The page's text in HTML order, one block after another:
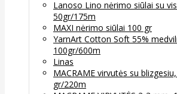
Lanoso Lino nėrimo siūlai su
50gr/175m
MAXI nėrimo siūlai 100 gr
YarnArt Cotton Soft 55%
100gr/600m
Linas
MACRAME virvutės su
gr/220m